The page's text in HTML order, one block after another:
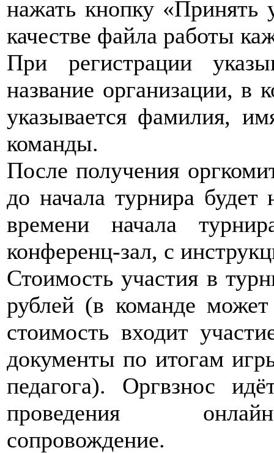
нажать кнопку «Принять
качестве файла работы
При регистрации
название организации, в
указывается фамилия,
команды.
После получения
до начала турнира будет
времени начала
конференц-зал, с
Стоимость участия в
рублей (в команде
стоимость входит
документы по итогам
педагога). Оргвзнос
проведения
сопровождение.